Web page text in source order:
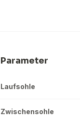
Parameter
Laufsohle
Zwischensohle